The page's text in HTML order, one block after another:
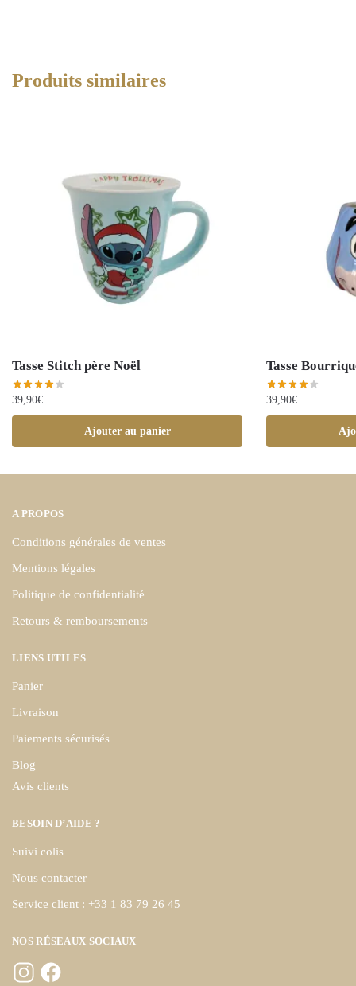
Produits similaires
Tasse Stitch père Noël
39,90€
Ajouter au panier
Tasse
39,90€
A PROPOS
Conditions générales de ventes
Mentions légales
Politique de confidentialité
Retours & remboursements
LIENS UTILES
Panier
Livraison
Paiements sécurisés
Blog
Avis clients
BESOIN D’AIDE ?
Suivi colis
Nous contacter
Service client : +33 1 83 79 26 45
NOS RÉSEAUX SOCIAUX